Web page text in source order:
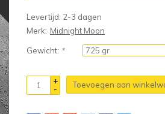
Levertijd: 2-3 dagen
Merk: Midnight Moon
Gewicht: *
+
-
Toevoegen aan